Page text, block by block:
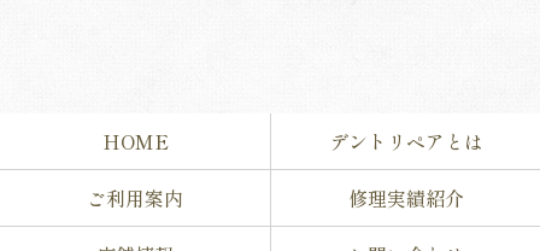
3）利用目的
当店では、お客様からの問い合わせを通じて、氏名、生年月日、住所、
HOME
デントリペアとは
ご利用案内
修理実績紹介